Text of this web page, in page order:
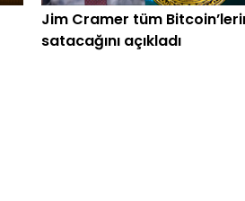
Jim Cramer tüm
satacağını açıkladı